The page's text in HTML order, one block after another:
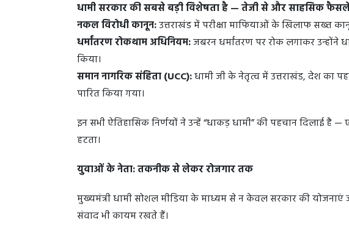
धामी सरकार की सबसे बड़ी विशेषता है — तेजी से और साहसिक
नकल विरोधी कानून:उत्तराखंड में परीक्षा माफियाओं के खिलाफ सख्त
धर्मांतरण रोकथाम अधिनियम:जबरन धर्मांतरण पर रोक लगाकर
किया।
समान नागरिक संहिता (UCC):धामी जी के नेतृत्व में उत्तराखंड, देश का
पारित किया गया।
इन सभी ऐतिहासिक निर्णयों ने उन्हें “धाकड़ धामी” की पहचान दिलाई है
हटता।
युवाओं के नेता: तकनीक से लेकर रोजगार तक
मुख्यमंत्री धामी सोशल मीडिया के माध्यम से न केवल सरकार की
संवाद भी कायम रखते हैं।